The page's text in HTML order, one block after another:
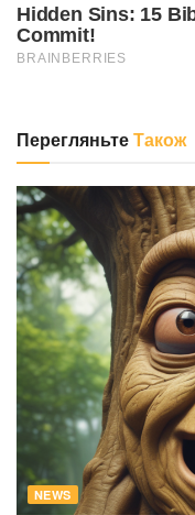
ПерегляньтеТакож
NEWS